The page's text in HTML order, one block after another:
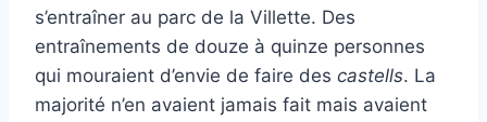
s’entraîner au parc de la Villette. Des
entraînements de douze à quinze personnes
qui mouraient d’envie de faire des castells. La
majorité n’en avaient jamais fait mais avaient